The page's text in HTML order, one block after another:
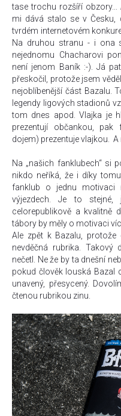
tase trochu rozšíří
mi dává stalo se v Česku,
tvrdém internetovém
Na druhou stranu - i ona
nejednomu Chacharovi
není jenom Baník :-). Já
přeskočil, protože jsem
nejoblíbenější část Bazalu.
legendy ligových stadionů
tom dnes apod. Vlajka je
prezentují občankou,
dojem) prezentuje vlajkou. A
Na „našich fanklubech“ si
nikdo neříká, že i díky
fanklub o jednu motivaci
výjezdech. Je to
celorepublikově a kvalitně
tábory by měly o motivaci
Ale zpět k Bazalu, protože
nevděčná rubrika. Takový
nečetl. Ne že by ta dnešní
pokud člověk louská Bazal
unavený, přesycený.
čtenou rubrikou zinu.